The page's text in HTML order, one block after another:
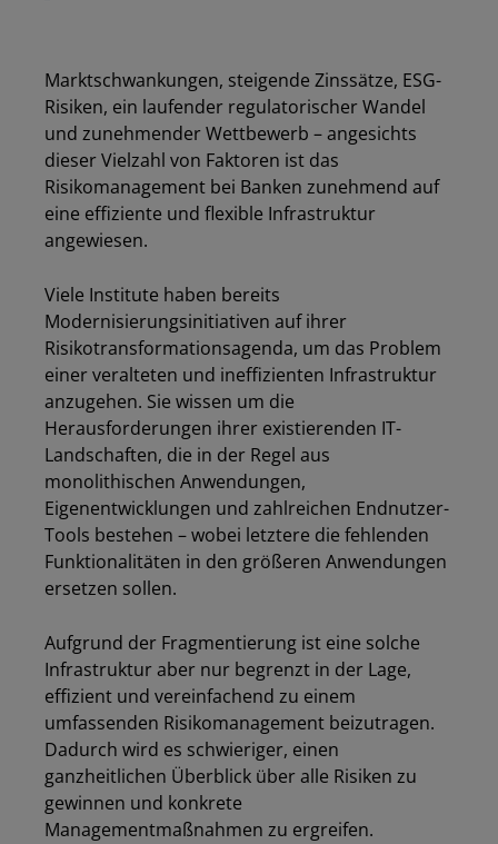
Marktschwankungen, steigende Zinssätze, ESG-
Risiken, ein laufender regulatorischer Wandel
und zunehmender Wettbewerb – angesichts
dieser Vielzahl von Faktoren ist das
Risikomanagement bei Banken zunehmend auf
eine effiziente und flexible Infrastruktur
angewiesen.
Viele Institute haben bereits
Modernisierungsinitiativen auf ihrer
Risikotransformationsagenda, um das Problem
einer veralteten und ineffizienten Infrastruktur
anzugehen. Sie wissen um die
Herausforderungen ihrer existierenden IT-
Landschaften, die in der Regel aus
monolithischen Anwendungen,
Eigenentwicklungen und zahlreichen Endnutzer-
Tools bestehen – wobei letztere die fehlenden
Funktionalitäten in den größeren Anwendungen
ersetzen sollen.
Aufgrund der Fragmentierung ist eine solche
Infrastruktur aber nur begrenzt in der Lage,
effizient und vereinfachend zu einem
umfassenden Risikomanagement beizutragen.
Dadurch wird es schwieriger, einen
ganzheitlichen Überblick über alle Risiken zu
gewinnen und konkrete
Managementmaßnahmen zu ergreifen.